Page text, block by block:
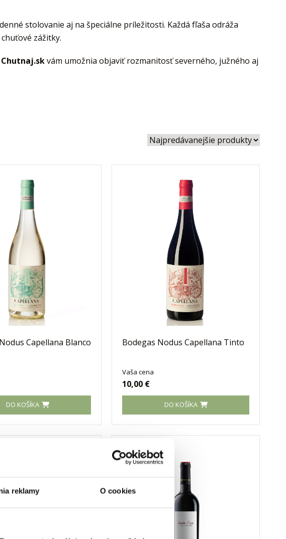
reklamy O cookies
stolovanie aj na špeciálne príležitosti. Každá fľaša odráža
zážitky.
vám umožnia objaviť rozmanitosť severného, južného aj
Capellana Blanco
DO KOŠÍKA
Bodegas Nodus Capellana Tinto
Vaša cena
10,00 €
DO KOŠÍKA